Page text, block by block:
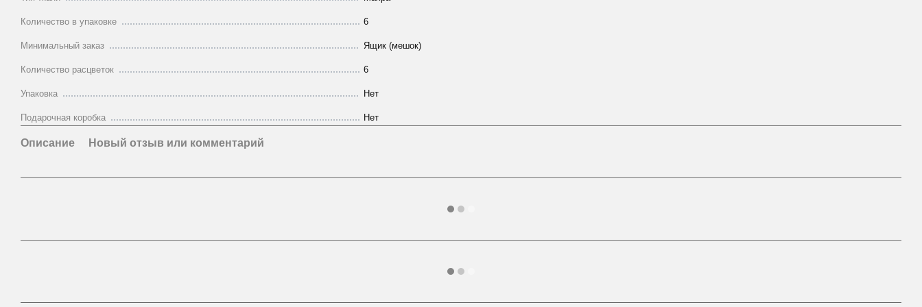
Количество в упаковке 6
Минимальный заказ Ящик (мешок)
Количество расцветок 6
Упаковка Нет
Подарочная коробка Нет
Описание Новый отзыв или комментарий